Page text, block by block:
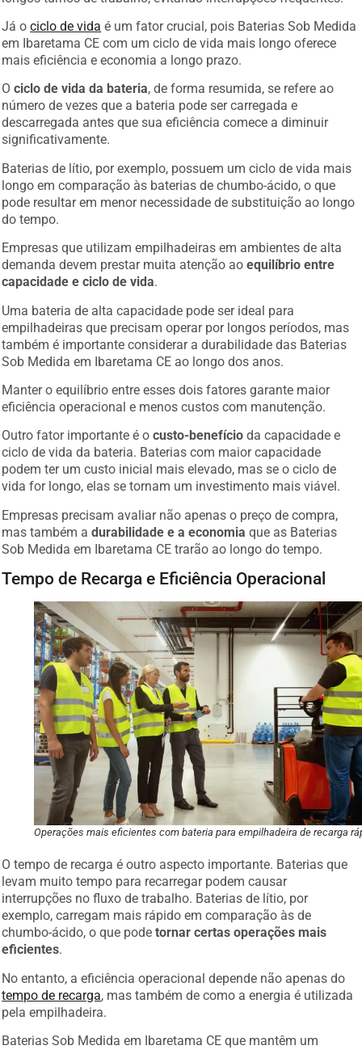
Já o ciclo de vida é um fator crucial, pois Baterias Sob Medida
em Ibaretama CE com um ciclo de vida mais longo oferece
mais eficiência e economia a longo prazo.
O ciclo de vida da bateria , de forma resumida, se refere ao
número de vezes que a bateria pode ser carregada e
descarregada antes que sua eficiência comece a diminuir
significativamente.
Baterias de lítio, por exemplo, possuem um ciclo de vida mais
longo em comparação às baterias de chumbo-ácido, o que
pode resultar em menor necessidade de substituição ao longo
do tempo.
Empresas que utilizam empilhadeiras em ambientes de alta
demanda devem prestar muita atenção ao equilíbrio entre
capacidade e ciclo de vida
Uma bateria de alta capacidade pode ser ideal para
empilhadeiras que precisam operar por longos períodos, mas
também é importante considerar a durabilidade das Baterias
Sob Medida em Ibaretama CE ao longo dos anos.
Manter o equilíbrio entre esses dois fatores garante maior
eficiência operacional e menos custos com manutenção.
Outro fator importante é o custo-benefício da capacidade e
ciclo de vida da bateria. Baterias com maior capacidade
podem ter um custo inicial mais elevado, mas se o ciclo de
vida for longo, elas se tornam um investimento mais viável.
Empresas precisam avaliar não apenas o preço de compra,
mas também a
durabilidade e a economia
que as Baterias
Sob Medida em Ibaretama CE trarão ao longo do tempo.
Tempo de Recarga e Eficiência Operacional
Operações mais eficientes com bateria para empilhadeira de recarga
O tempo de recarga é outro aspecto importante. Baterias que
levam muito tempo para recarregar podem causar
interrupções no fluxo de trabalho. Baterias de lítio, por
exemplo, carregam mais rápido em comparação às de
chumbo-ácido, o que podetornar certas operações mais
eficientes
No entanto, a eficiência operacional depende não apenas do
tempo de recarga
, mas também de como a energia é utilizada
pela empilhadeira.
Baterias Sob Medida em Ibaretama CE que mantêm um